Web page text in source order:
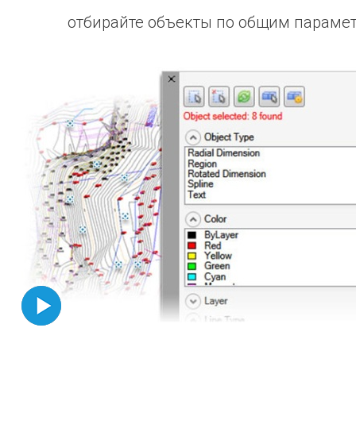
отбирайте объекты по общим